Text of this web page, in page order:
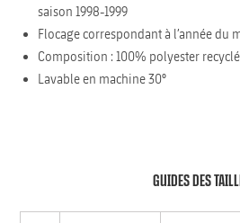
saison 1998-1999
Flocage correspondant à l’année du
Composition : 100% polyester recyclé
Lavable en machine 30°
GUIDES DES